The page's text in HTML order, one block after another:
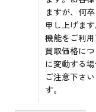
ますが、何
申し上げま
機能をご利
買取価格に
に変動する
ご注意下さ
す。